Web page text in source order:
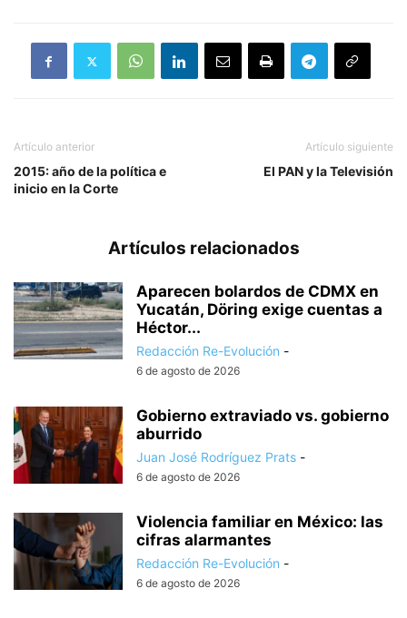
Artículo anterior
2015: año de la política e
inicio en la Corte
Artículo siguiente
El PAN y la Televisión
Artículos relacionados
Aparecen bolardos de CDMX en
Yucatán, Döring exige cuentas a
Héctor...
Redacción Re-Evolución -
6 de agosto de 2026
Gobierno extraviado vs. gobierno
aburrido
Juan José Rodríguez Prats -
6 de agosto de 2026
Violencia familiar en México: las
cifras alarmantes
Redacción Re-Evolución -
6 de agosto de 2026